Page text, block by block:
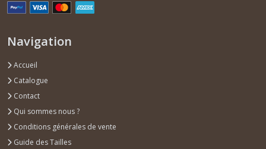
Navigation
Accueil
Catalogue
Contact
Qui sommes nous ?
Conditions générales de vente
Guide des Tailles